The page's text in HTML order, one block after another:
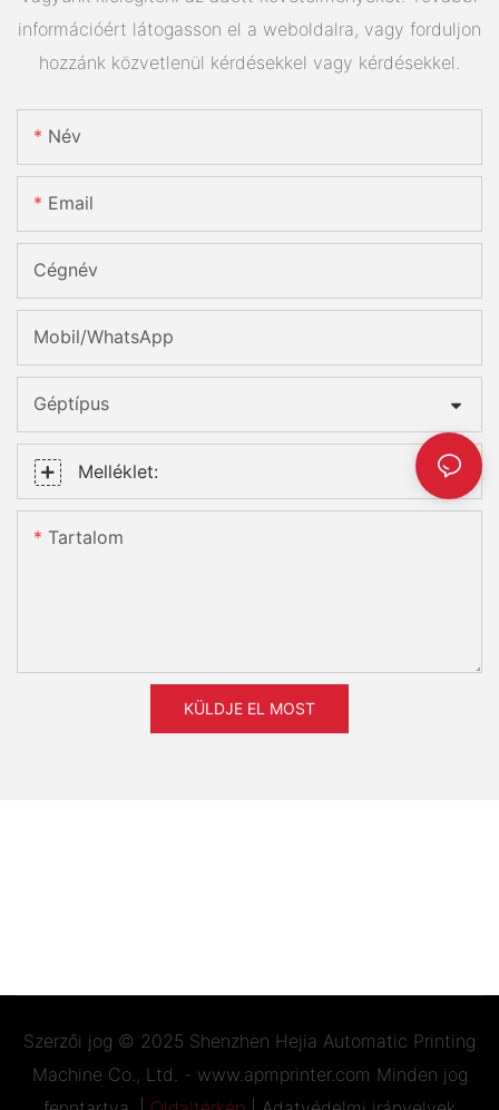
információért látogasson el a weboldalra, vagy forduljon
hozzánk közvetlenül kérdésekkel vagy kérdésekkel.
Név
Email
Cégnév
Mobil/WhatsApp
Géptípus
Melléklet:
Tartalom
KÜLDJE EL MOST
Szerzői jog © 2025 Shenzhen Hejia Automatic Printing
Machine Co., Ltd. - www.apmprinter.com Minden jog